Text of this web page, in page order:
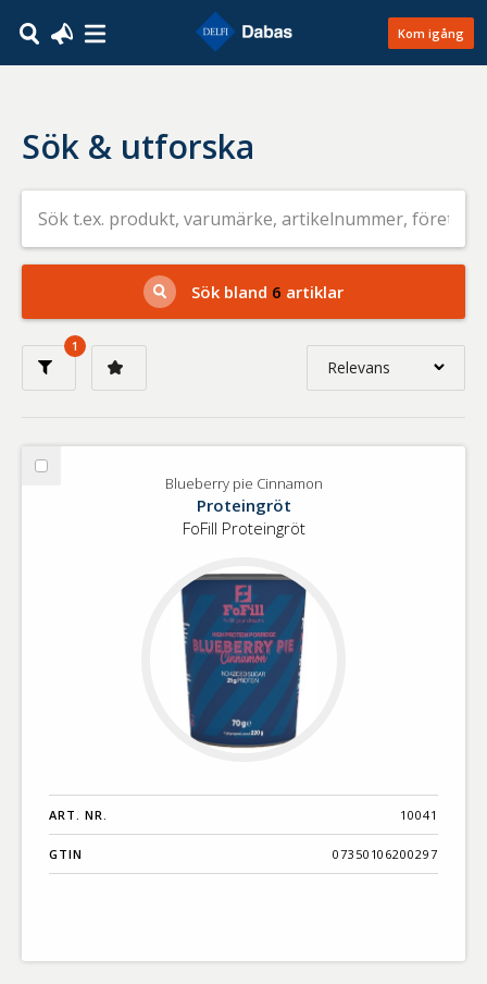
Kom igång
Sök & utforska
Sök
efter
livsmedel
på
t.ex.
produkt,
varumärke,
artikelnummer,
Sök bland 6 artiklar
1
Relevans
Välj
Blueberry pie Cinnamon
Proteingröt
FoFill Proteingröt
ART. NR. 10041
GTIN 07350106200297